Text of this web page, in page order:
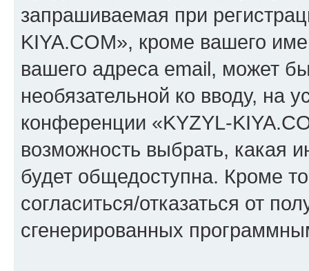
запрашиваемая при
KIYA.COM», кроме вашего
вашего адреса email, может
необязательной ко вводу, на
конференции «KYZYL-
возможность выбрать, какая
будет общедоступна. Кроме
согласиться/отказаться от
сгенерированных